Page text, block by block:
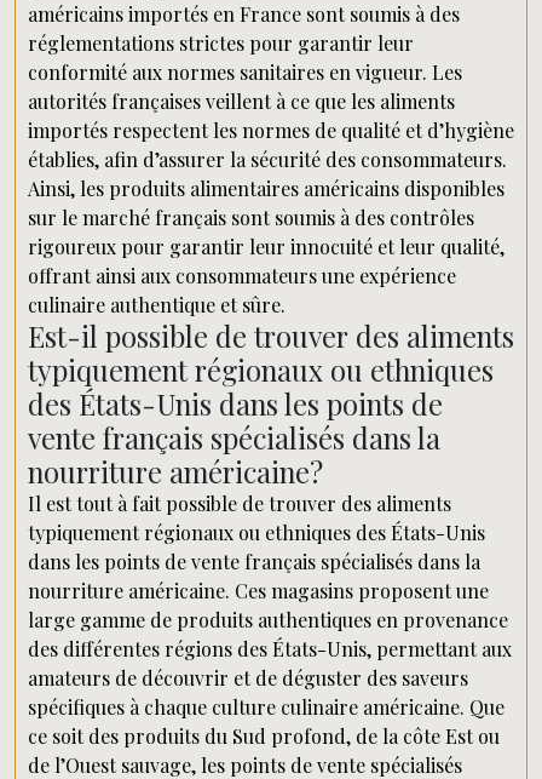
américains importés en France sont soumis à des
réglementations strictes pour garantir leur
conformité aux normes sanitaires en vigueur. Les
autorités françaises veillent à ce que les aliments
importés respectent les normes de qualité et d’hygiène
établies, afin d’assurer la sécurité des consommateurs.
Ainsi, les produits alimentaires américains disponibles
sur le marché français sont soumis à des contrôles
rigoureux pour garantir leur innocuité et leur qualité,
offrant ainsi aux consommateurs une expérience
culinaire authentique et sûre.
Est-il possible de trouver des aliments
typiquement régionaux ou ethniques
des États-Unis dans les points de
vente français spécialisés dans la
nourriture américaine?
Il est tout à fait possible de trouver des aliments
typiquement régionaux ou ethniques des États-Unis
dans les points de vente français spécialisés dans la
nourriture américaine. Ces magasins proposent une
large gamme de produits authentiques en provenance
des différentes régions des États-Unis, permettant aux
amateurs de découvrir et de déguster des saveurs
spécifiques à chaque culture culinaire américaine. Que
ce soit des produits du Sud profond, de la côte Est ou
de l’Ouest sauvage, les points de vente spécialisés